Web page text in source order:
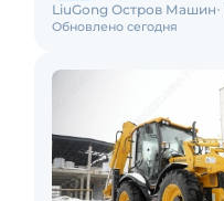
Обновлено сегодня
LiuGong Остров Машин